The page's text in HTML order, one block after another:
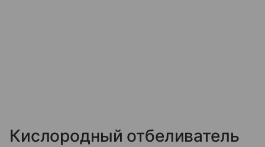
Кислородный отбеливатель